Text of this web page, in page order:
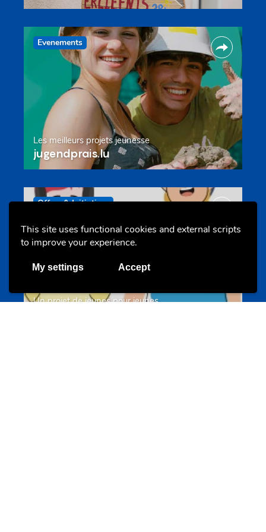
This site uses functional cookies and external scripts
to improve your experience.
My settings Accept
Evenements
Les meilleurs projets jeunesse
jugendprais.lu
Offres & Initiatives
Un projet de jeunes pour jeunes